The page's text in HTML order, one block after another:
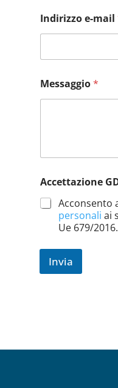
Indirizzo e-mail
I
n
z
o
-
l
Messaggio*
Accettazione
Acconsento
personali ai
Ue 679/2016.
Invia